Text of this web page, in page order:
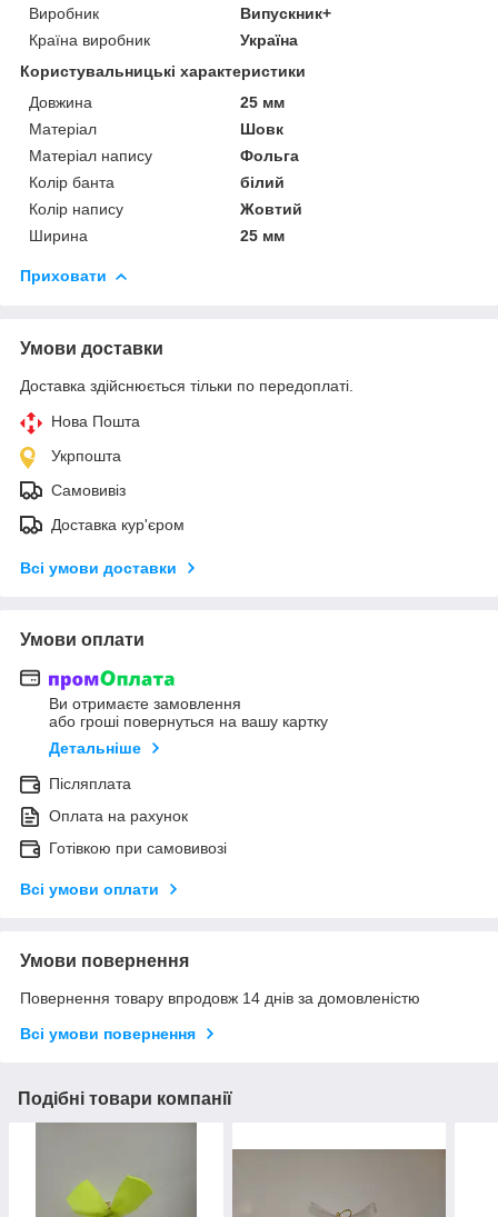
Виробник
Випускник+
Країна виробник
Україна
Користувальницькі характеристики
Довжина
25 мм
Матеріал
Шовк
Матеріал напису
Фольга
Колір банта
білий
Колір напису
Жовтий
Ширина
25 мм
Приховати
Умови доставки
Доставка здійснюється тільки по передоплаті.
Нова Пошта
Укрпошта
Самовивіз
Доставка кур'єром
Всі умови доставки
Умови оплати
Ви отримаєте замовлення
або гроші повернуться на вашу картку
Детальніше
Післяплата
Оплата на рахунок
Готівкою при самовивозі
Всі умови оплати
Умови повернення
Повернення товару впродовж 14 днів за домовленістю
Всі умови повернення
Подібні товари компанії